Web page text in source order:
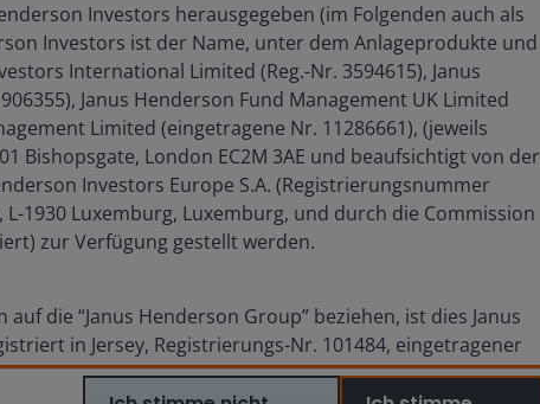
5 min lesen
Rechtliches
Datenschutzrichtlinie
Sicherheitsinformationen
Investors herausgegeben (im Folgenden auch als
Investors ist der Name, unter dem Anlageprodukte und
International Limited (Reg.-Nr. 3594615), Janus
Janus Henderson Fund Management UK Limited
Limited (eingetragene Nr. 11286661), (jeweils
Bishopsgate, London EC2M 3AE und beaufsichtigt von der
Investors Europe S.A. (Registrierungsnummer
L-1930 Luxemburg, Luxemburg, und durch die Commission
zur Verfügung gestellt werden.
die “Janus Henderson Group” beziehen, ist dies Janus
in Jersey, Registrierungs-Nr. 101484, eingetragener
und alle ihre hundertprozentigen Tochtergesellschaften.